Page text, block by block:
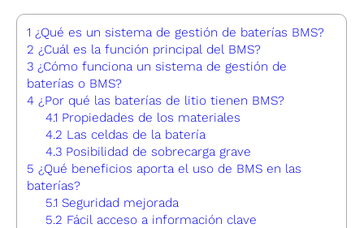
1 ¿Qué es un sistema de gestión de baterías BMS?
2 ¿Cuál es la función principal del BMS?
3 ¿Cómo funciona un sistema de gestión de
baterías o BMS?
4 ¿Por qué las baterías de litio tienen BMS?
4.1 Propiedades de los materiales
4.2 Las celdas de la batería
4.3 Posibilidad de sobrecarga grave
5 ¿Qué beneficios aporta el uso de BMS en las
baterías?
5.1 Seguridad mejorada
5.2 Fácil acceso a información clave